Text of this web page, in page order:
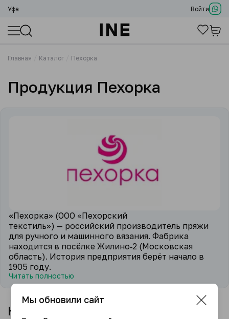
Уфа Войти
Главная Каталог Пехорка
Продукция Пехорка
«Пехорка» (ООО «Пехорский
текстиль») — российский производитель пряжи
для ручного и машинного вязания. Фабрика
находится в посёлке Жилино‑2 (Московская
область). История предприятия берёт начало в
1905 году.
Читать полностью
Категории товаров бренда
Мы обновили сайт